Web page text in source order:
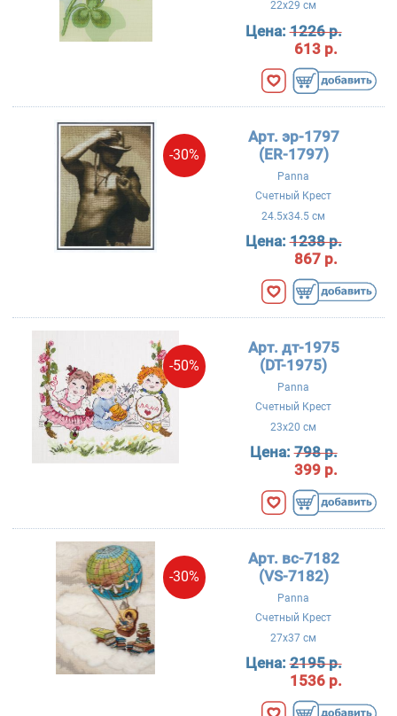
22x29 см
Цена:1226 р.
613 р.
-30%
Арт. эр-1797
(ER-1797)
Panna
Счетный Крест
24.5x34.5 см
Цена:1238 р.
867 р.
-50%
Арт. дт-1975
(DT-1975)
Panna
Счетный Крест
23x20 см
Цена:798 р.
399 р.
-30%
Арт. вс-7182
(VS-7182)
Panna
Счетный Крест
27x37 см
Цена:2195 р.
1536 р.